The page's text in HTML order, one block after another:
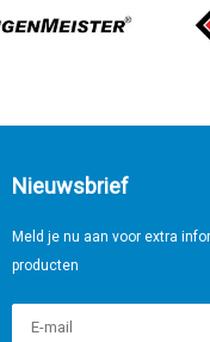
Nieuwsbrief
Meld je nu aan voor extra
producten